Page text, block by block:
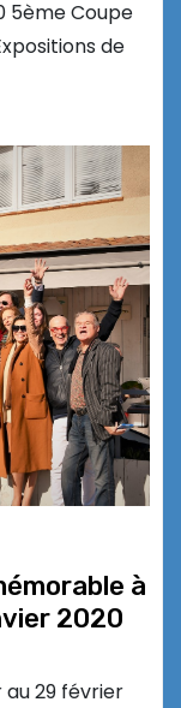
5ème Coupe
de
à
2020
au 29 février